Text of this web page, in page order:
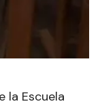
la Escuela